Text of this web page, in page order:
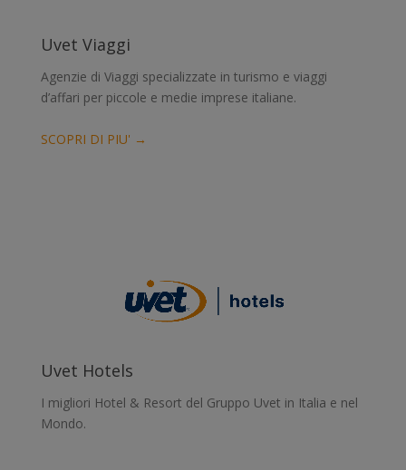
Uvet Viaggi
Agenzie di Viaggi specializzate in turismo e viaggi
d’affari per piccole e medie imprese italiane.
SCOPRI DI PIU' →
Uvet Hotels
I migliori Hotel & Resort del Gruppo Uvet in Italia e nel
Mondo.